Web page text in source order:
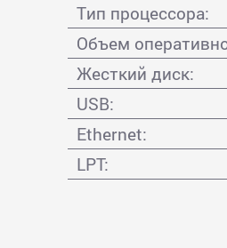
Тип процессора:
Объем
Жесткий диск:
USB:
Ethernet:
LPT: